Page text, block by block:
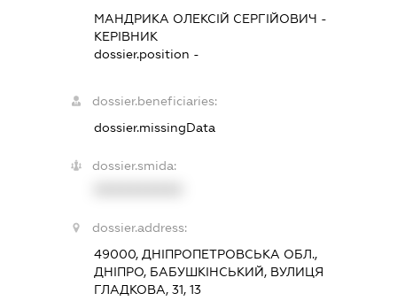
МАНДРИКА ОЛЕКСІЙ СЕРГІЙОВИЧ -
КЕРІВНИК
dossier.position -
dossier.beneficiaries:
dossier.missingData
dossier.smida:
dossier.address:
49000, ДНІПРОПЕТРОВСЬКА ОБЛ.,
ДНІПРО, БАБУШКІНСЬКИЙ, ВУЛИЦЯ
ГЛАДКОВА, 31, 13